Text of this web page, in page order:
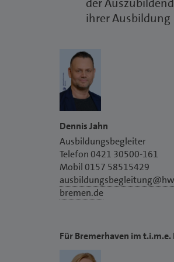
der
ihrer Ausbildung
Dennis Jahn
Ausbildungsbegleiter
Telefon 0421 30500-161
Mobil 0157 58515429
bremen.de
Für Bremerhaven im